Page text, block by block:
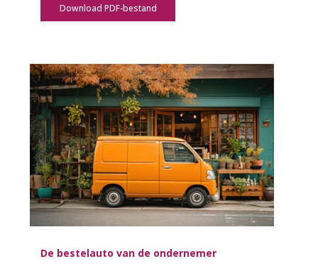
Download PDF-bestand
De bestelauto van de ondernemer